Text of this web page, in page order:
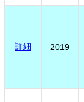
詳細 2019